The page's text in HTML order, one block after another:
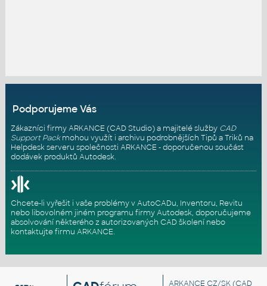
Podporujeme Vás
Zákazníci firmy ARKANCE (CAD Studio) a majitelé služby CAD
Support Packmohou využít i archivu podrobnějších Tipů a Triků na
Helpdesk serveru společnosti ARKANCE - doporučenou součást
dodávek produktů Autodesk.
Chcete-li vyřešit i vaše problémy v AutoCADu, Inventoru, Revitu
nebo libovolném jiném programu firmy Autodesk, doporučujeme
absolvování některého z autorizovaných CAD školenínebo
kontaktujte firmu ARKANCE.
ARKANCE CZ/SK(CAD